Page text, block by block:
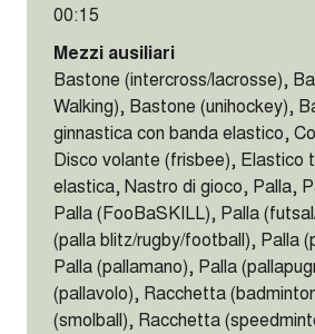
00:15
Mezzi ausiliari
Bastone (intercross/lacrosse),
Walking), Bastone (unihockey),
ginnastica con banda elastico,
Disco volante (frisbee), Elastico
elastica, Nastro di gioco, Palla,
Palla (FooBaSKILL), Palla
(palla blitz/rugby/football), Palla
Palla (pallamano), Palla
(pallavolo), Racchetta
(smolball), Racchetta